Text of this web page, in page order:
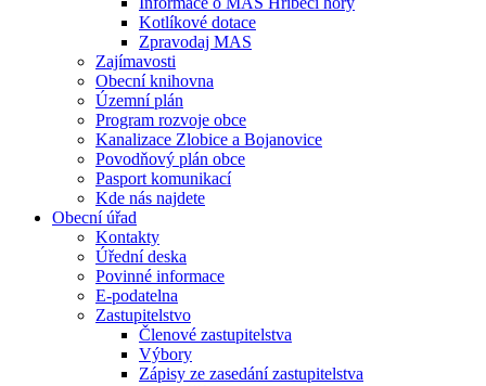
Kotlíkové dotace
Zpravodaj MAS
Zajímavosti
Obecní knihovna
Územní plán
Program rozvoje obce
Kanalizace Zlobice a Bojanovice
Povodňový plán obce
Pasport komunikací
Kde nás najdete
Obecní úřad
Kontakty
Úřední deska
Povinné informace
E-podatelna
Zastupitelstvo
Členové zastupitelstva
Výbory
Zápisy ze zasedání zastupitelstva